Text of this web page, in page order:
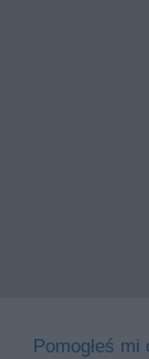
Pomogłeś